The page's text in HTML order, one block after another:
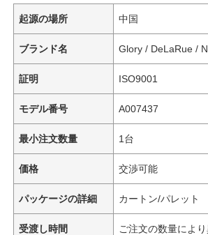
起源の場所 中国
ブランド名 Glory / DeLaRue /
証明 ISO9001
モデル番号 A007437
最小注文数量 1台
価格 交渉可能
パッケージの詳細 カートン/パレット
受渡し時間 ご注文の数量によ